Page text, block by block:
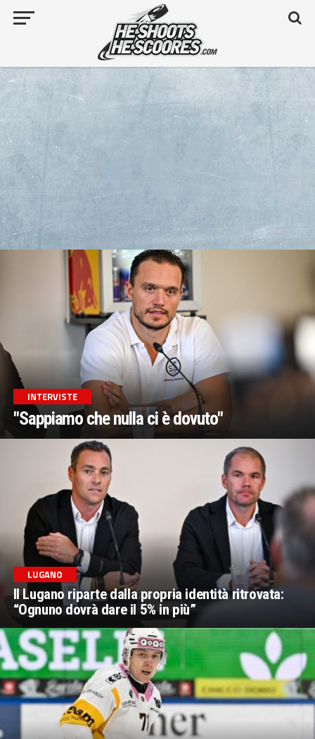
INTERVISTE
"Sappiamo che nulla ci è dovuto"
LUGANO
Il Lugano riparte dalla propria identità ritrovata:
“Ognuno dovrà dare il 5% in più”